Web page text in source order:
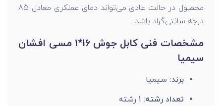
محصول در حالت عادی می‌تواند دمای عملکری معادل 85
درجه سانتی‌گراد باشد.
مشخصات فنی کابل جوش 16*1 مسی افشان
سیمیا
برند: سیمیا
تعداد رشته: 1 رشته